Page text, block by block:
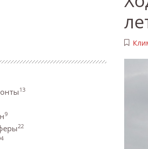
13
9
22